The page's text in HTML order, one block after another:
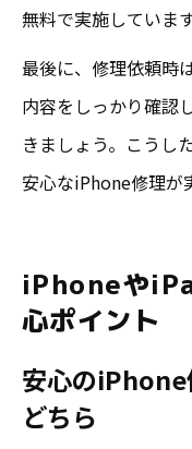
無料で実施しています
最後に、修理依頼時
内容をしっかり確認
きましょう。こうし
安心なiPhone修理が
iPhoneや
心ポイント
安心のiPhone
どちら